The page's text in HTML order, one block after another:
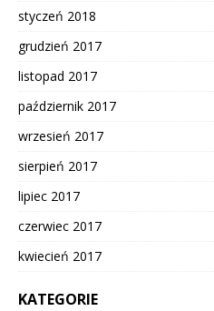
styczeń 2018
grudzień 2017
listopad 2017
październik 2017
wrzesień 2017
sierpień 2017
lipiec 2017
czerwiec 2017
kwiecień 2017
KATEGORIE